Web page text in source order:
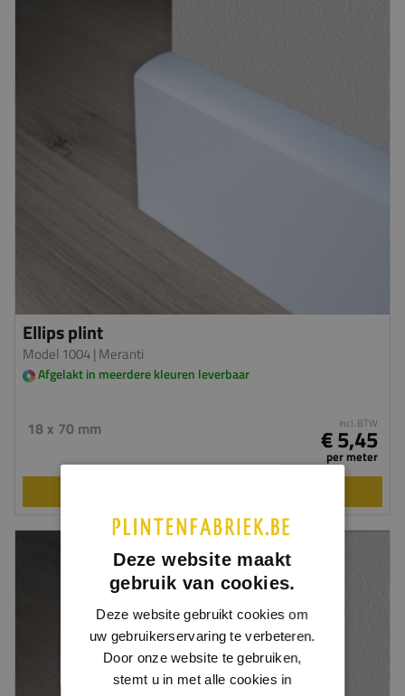
Ellips plint
Model 1004| Meranti
Afgelakt in meerdere kleuren leverbaar
18 x 70 mm incl. BTW
€ 5,45
per meter
Deze website maakt
gebruik van cookies.
Deze website gebruikt cookies om
uw gebruikerservaring te verbeteren.
Door onze website te gebruiken,
stemt u in met alle cookies in